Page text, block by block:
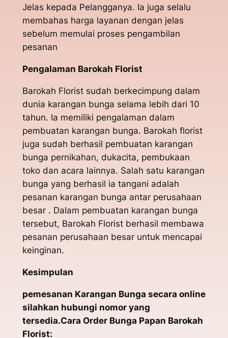
Jelas kepada Pelangganya. Ia juga selalu
membahas harga layanan dengan jelas
sebelum memulai proses pengambilan
pesanan
Pengalaman Barokah Florist
Barokah Florist sudah berkecimpung dalam
dunia karangan bunga selama lebih dari 10
tahun. Ia memiliki pengalaman dalam
pembuatan karangan bunga. Barokah florist
juga sudah berhasil pembuatan karangan
bunga pernikahan, dukacita, pembukaan
toko dan acara lainnya. Salah satu karangan
bunga yang berhasil ia tangani adalah
pesanan karangan bunga antar perusahaan
besar . Dalam pembuatan karangan bunga
tersebut, Barokah Florist berhasil membawa
pesanan perusahaan besar untuk mencapai
keinginan.
Kesimpulan
pemesanan Karangan Bunga secara online
silahkan hubungi nomor yang
tersedia.Cara Order Bunga Papan Barokah
Florist: